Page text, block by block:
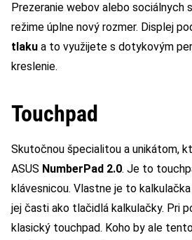
Prezeranie webov alebo
režime úplne nový rozmer. Displej
tlaku a to využijete s dotykovým
kreslenie.
Touchpad
Skutočnou špecialitou a unikátom,
ASUS NumberPad 2.0. Je to
klávesnicou. Vlastne je to
jej časti ako tlačidlá kalkulačky. Pri
klasický touchpad. Koho by ale